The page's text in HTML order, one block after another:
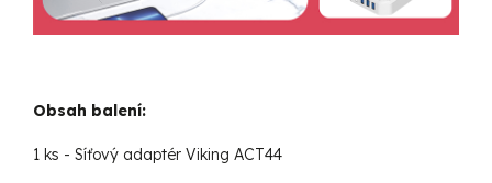
Obsah balení:
1 ks - Síťový adaptér Viking ACT44